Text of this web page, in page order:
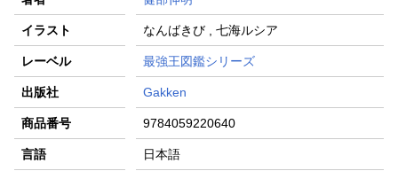
イラスト なんばきび , 七海ルシア
レーベル 最強王図鑑シリーズ
出版社 Gakken
商品番号 9784059220640
言語 日本語